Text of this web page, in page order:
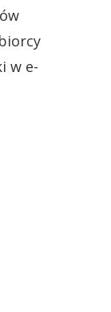
w e-